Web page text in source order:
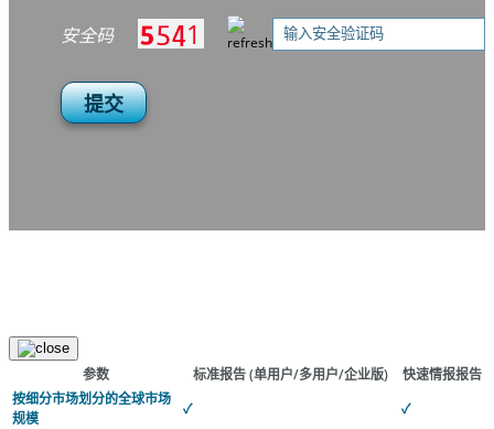
安全码
提交
参数 标准报告(单用户/多用户/企业版)
快速情报报告
按细分市场划分的全球市场
规模
✓
✓